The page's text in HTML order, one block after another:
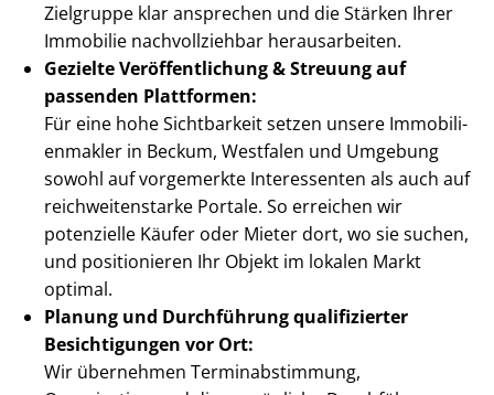
Zielgruppe klar ansprechen und die Stärken Ihrer
Immobilie nachvollziehbar herausarbeiten.
Gezielte Ver­öf­fent­li­chung & Streuung auf
passenden Plattformen:
Für eine hohe Sichtbarkeit setzen unsere Im­mo­bi­li­
en­mak­ler in Beckum, Westfalen und Umgebung
sowohl auf vorgemerkte Interessenten als auch auf
reich­wei­ten­star­ke Portale. So erreichen wir
potenzielle Käufer oder Mieter dort, wo sie suchen,
und positionieren Ihr Objekt im lokalen Markt
optimal.
Planung und Durchführung qualifizierter
Besichtigungen vor Ort:
Wir übernehmen Ter­min­ab­stim­mung,